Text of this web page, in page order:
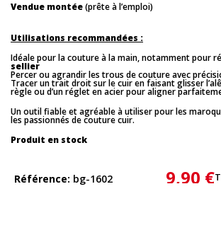
Vendue montée (prête à l’emploi)
Utilisations recommandées :
Idéale pour la couture à la main, notamment pour
sellier
Percer ou agrandir les trous de couture avec
Tracer un trait droit sur le cuir en faisant glisser
règle ou d’un réglet en acier pour aligner
Un outil fiable et agréable à utiliser pour les
les passionnés de couture cuir.
Produit en stock
Référence bg-1602 9,90 €